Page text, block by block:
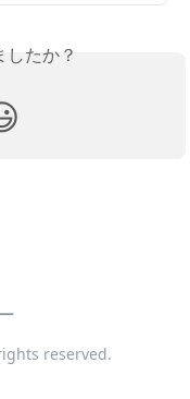
たか？
reserved.